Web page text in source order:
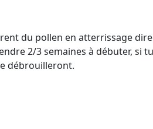
du pollen en atterrissage
2/3 semaines à débuter, si
débrouilleront.